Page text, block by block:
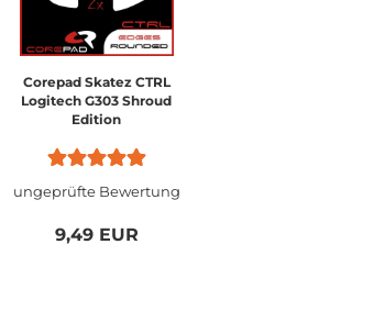
Corepad Skatez CTRL
Logitech G303 Shroud
Edition
ungeprüfte Bewertung
9,49 EUR